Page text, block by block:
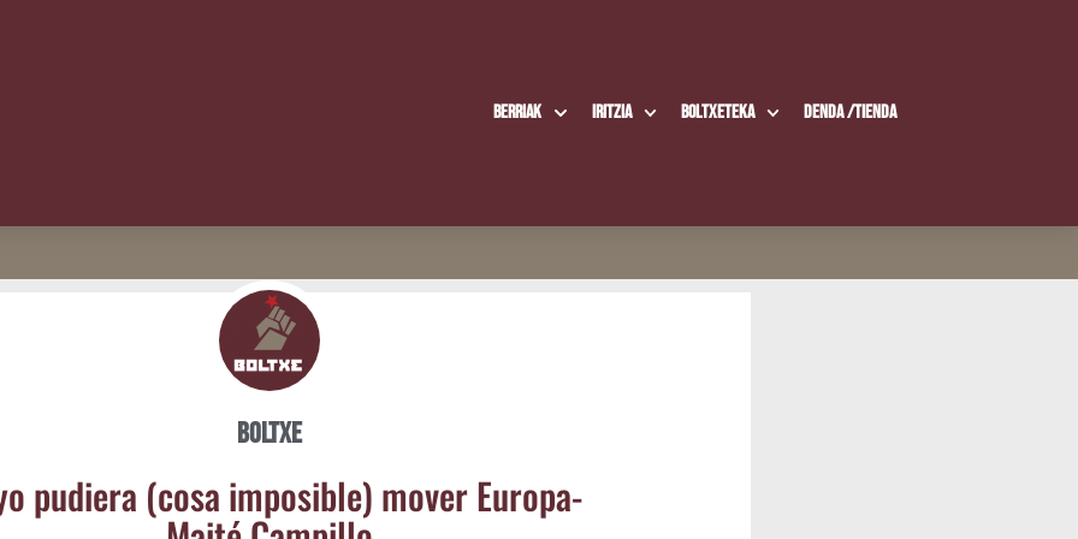
Berriak Iritzia Boltxe­te­ka Den­da /​Tien­da
Boltxe
pudie­ra (cosa impo­si­ble) mover Euro­pa-